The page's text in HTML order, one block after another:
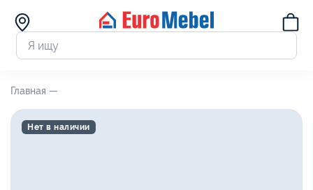
Главная —
Нет в наличии